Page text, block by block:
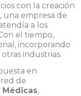
con la creación
, una empresa de
a los
el tiempo,
incorporando
industrias.
en
de
Médicas,